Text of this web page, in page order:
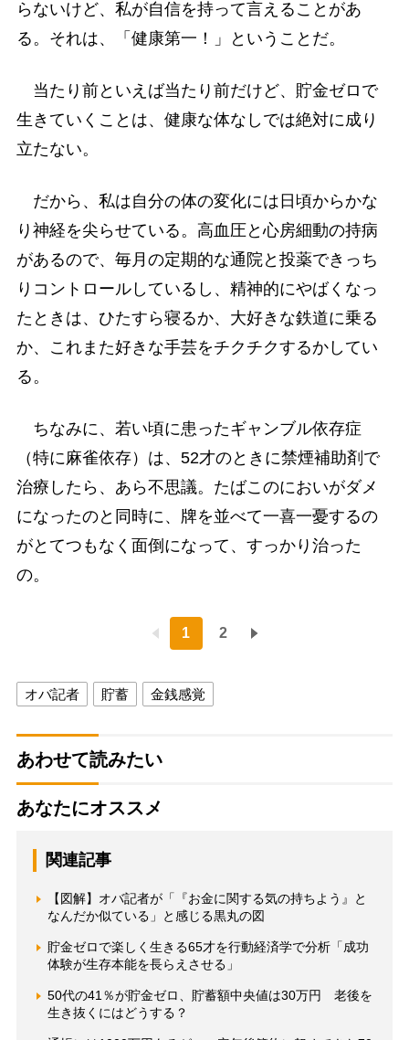
らないけど、私が自信を持って言えることがあ
る。それは、「健康第一！」ということだ。
当たり前といえば当たり前だけど、貯金ゼロで
生きていくことは、健康な体なしでは絶対に成り
立たない。
だから、私は自分の体の変化には日頃からかな
り神経を尖らせている。高血圧と心房細動の持病
があるので、毎月の定期的な通院と投薬できっち
りコントロールしているし、精神的にやばくなっ
たときは、ひたすら寝るか、大好きな鉄道に乗る
か、これまた好きな手芸をチクチクするかしてい
る。
ちなみに、若い頃に患ったギャンブル依存症
（特に麻雀依存）は、52才のときに禁煙補助剤で
治療したら、あら不思議。たばこのにおいがダメ
になったのと同時に、牌を並べて一喜一憂するの
がとてつもなく面倒になって、すっかり治った
の。
1 2
オバ記者 貯蓄 金銭感覚
あわせて読みたい
あなたにオススメ
関連記事
【図解】オバ記者が「『お金に関する気の持ちよう』と
なんだか似ている」と感じる黒丸の図
貯金ゼロで楽しく生きる65才を行動経済学で分析「成功
体験が生存本能を長らえさせる」
50代の41％が貯金ゼロ、貯蓄額中央値は30万円 老後を
生き抜くにはどうする？